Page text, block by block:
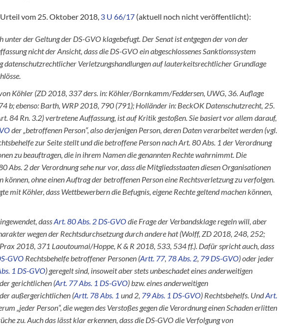
vom 25. Oktober 2018, 3 U 66/17 (aktuell noch nicht veröffentlicht):
unter der Geltung der DS-GVO klagebefugt. Der Senat ist entgegen der von der
nicht der Ansicht, dass die DS-GVO ein abgeschlossenes Sanktionssystem
datenschutzrechtlicher Verletzungshandlungen auf lauterkeitsrechtlicher Grundlage
Köhler (ZD 2018, 337 ders. in: Köhler/Bornkamm/Feddersen, UWG, 36. Auflage
b; ebenso: Barth, WRP 2018, 790 (791); Holländer in: BeckOK Datenschutzrecht, 25.
84 Rn. 3.2) vertretene Auffassung, ist auf Kritik gestoßen. Sie basiert vor allem darauf,
der „betroffenen Person“, also derjenigen Person, deren Daten verarbeitet werden (vgl.
zur Seite stellt und die betroffene Person nach Art. 80 Abs. 1 der Verordnung
zu beauftragen, die in ihrem Namen die genannten Rechte wahrnimmt. Die
Abs. 2 der Verordnung sehe nur vor, dass die Mitgliedsstaaten diesen Organisationen
können, ohne einen Auftrag der betroffenen Person eine Rechtsverletzung zu verfolgen.
mit Köhler, dass Wettbewerbern die Befugnis, eigene Rechte geltend machen können,
dassArt. 80 Abs. 2 DS-GVOdie Frage der Verbandsklage regeln will, aber
wegen der Rechtsdurchsetzung durch andere hat (Wolff, ZD 2018, 248, 252;
2018, 371 Laoutoumai/Hoppe, K & R 2018, 533, 534 ff.). Dafür spricht auch, dass
GVO Rechtsbehelfe betroffener Personen (Artt. 77, 78 Abs. 2, 79 DS-GVO) oder jeder
1 DS-GVO) geregelt sind, insoweit aber stets unbeschadet eines anderweitigen
gerichtlichen (Art. 77 Abs. 1 DS-GVO) bzw. eines anderweitigen
außergerichtlichen (Artt. 78 Abs. 1 und 2, 79 Abs. 1 DS-GVO) Rechtsbehelfs. UndArt.
„jeder Person“, die wegen des Verstoßes gegen die Verordnung einen Schaden erlitten
zu. Auch das lässt klar erkennen, dass die DS-GVO die Verfolgung von